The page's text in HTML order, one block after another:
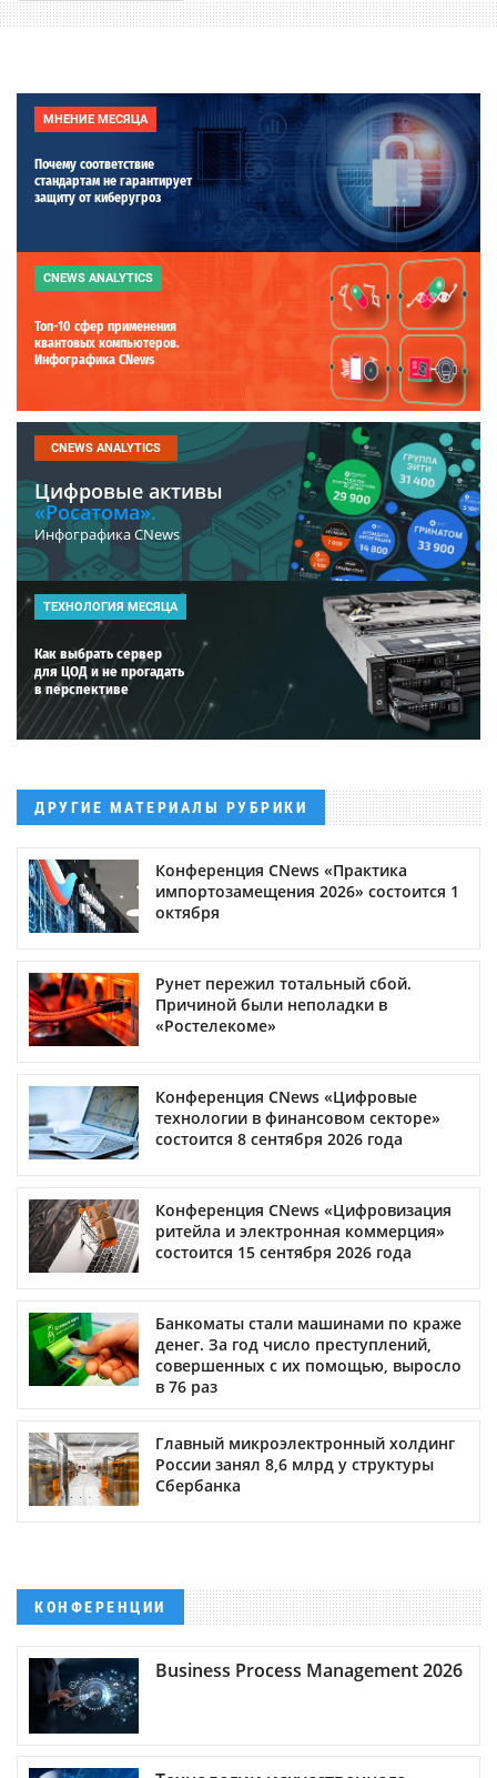
МНЕНИЕ МЕСЯЦА
Почему соответствие
стандартам не гарантирует
защиту от киберугроз
CNEWS ANALYTICS
Топ-10 сфер применения
квантовых компьютеров.
Инфографика CNews
CNEWS ANALYTICS
Цифровые активы
«Росатома».
Инфографика CNews
ТЕХНОЛОГИЯ МЕСЯЦА
Как выбрать сервер
для ЦОД и не прогадать
в перспективе
ДРУГИЕ МАТЕРИАЛЫ РУБРИКИ
Конференция CNews «Практика
импортозамещения 2026» состоится 1
октября
Рунет пережил тотальный сбой.
Причиной были неполадки в
«Ростелекоме»
Конференция CNews «Цифровые
технологии в финансовом секторе»
состоится 8 сентября 2026 года
Конференция CNews «Цифровизация
ритейла и электронная коммерция»
состоится 15 сентября 2026 года
Банкоматы стали машинами по краже
денег. За год число преступлений,
совершенных с их помощью, выросло
в 76 раз
Главный микроэлектронный холдинг
России занял 8,6 млрд у структуры
Сбербанка
КОНФЕРЕНЦИИ
Business Process Management 2026